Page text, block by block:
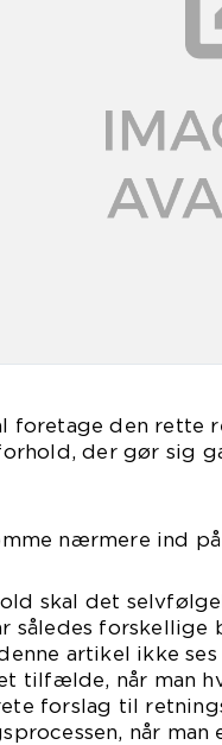
foretage den rette
der gør sig
nærmere ind
skal det
således forskellige
artikel ikke
tilfælde, når man
forslag til
når